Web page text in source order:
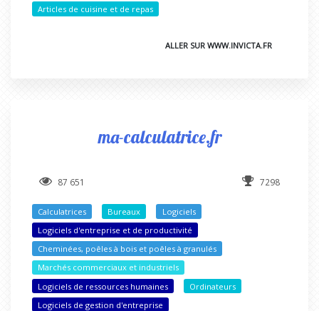
Articles de cuisine et de repas
ALLER SUR WWW.INVICTA.FR
ma-calculatrice.fr
87 651 7298
Calculatrices Bureaux
Logiciels
Logiciels d'entreprise et de productivité
Cheminées, poêles à bois et poêles à granulés
Marchés commerciaux et industriels
Logiciels de ressources humaines
Ordinateurs
Logiciels de gestion d'entreprise